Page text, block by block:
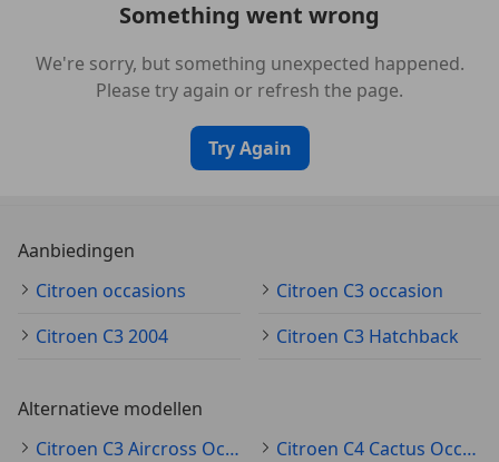
Something went wrong
We're sorry, but something unexpected happened.
Please try again or refresh the page.
Try Again
Aanbiedingen
Citroen occasions
Citroen C3 occasion
Citroen C3 2004
Citroen C3 Hatchback
Alternatieve modellen
Citroen C3 Aircross Occasion
Citroen C4 Cactus Occasion